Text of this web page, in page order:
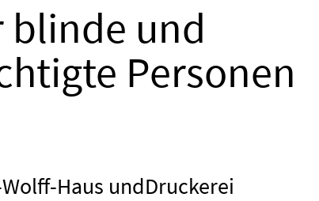
blinde und
Personen
Haus undDruckerei